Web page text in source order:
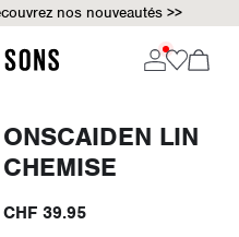
nos nouveautés >>
ONSCAIDEN LIN
CHEMISE
CHF 39.95